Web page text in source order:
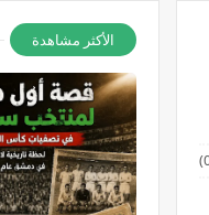
الأكثر مشاهدة